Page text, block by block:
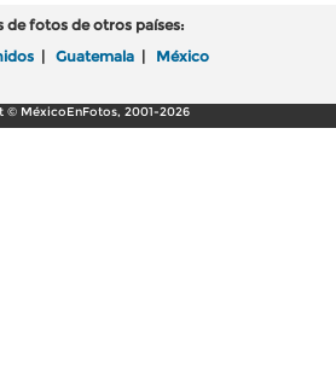
de fotos de otros países:
| Guatemala | México
© MéxicoEnFotos, 2001-2026